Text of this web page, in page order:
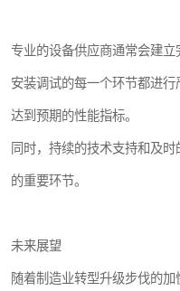
专业的设备供应商通常会建立
安装调试的每一个环节都进
达到预期的性能指标。
同时，持续的技术支持和及
的重要环节。
未来展望
随着制造业转型升级步伐的